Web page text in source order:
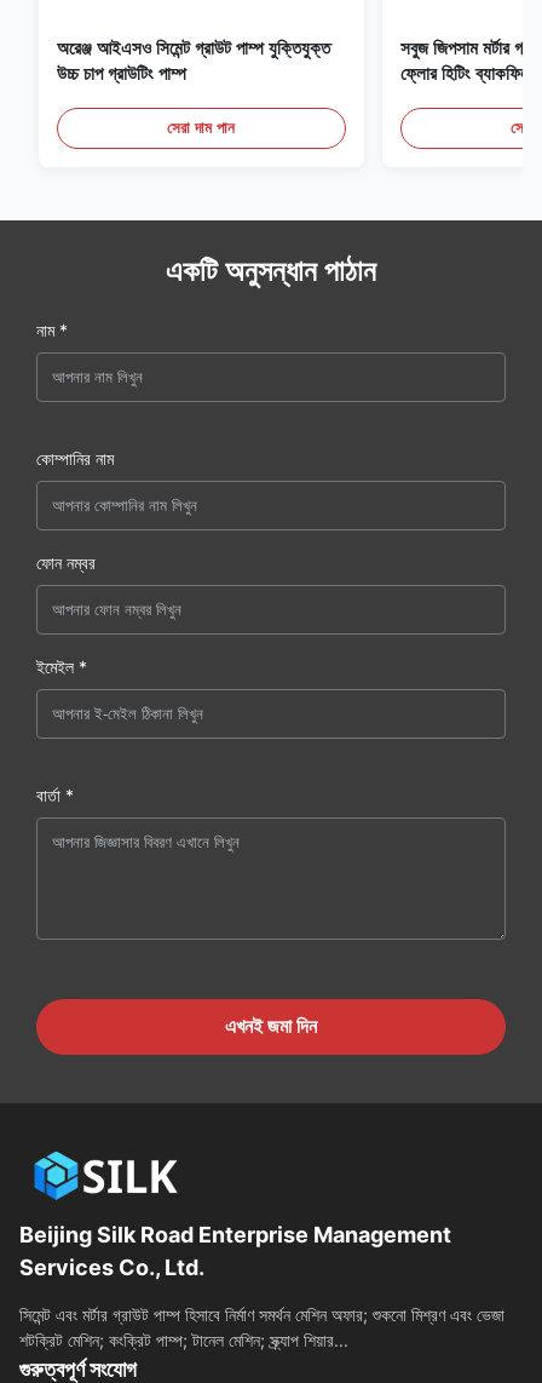
অরেঞ্জ আইএসও সিমেন্ট গ্রাউট পাম্প যুক্তিযুক্ত
উচ্চ চাপ গ্রাউটিং পাম্প
সেরা দাম পান
সবুজ জিপসাম মর্টার
ফ্লোর হিটিং ব্যাকফিল
সেরা
একটি অনুসন্ধান পাঠান
নাম *
কোম্পানির নাম
ফোন নম্বর
ইমেইল *
বার্তা *
এখনই জমা দিন
Beijing Silk Road Enterprise Management
Services Co., Ltd.
সিমেন্ট এবং মর্টার গ্রাউট পাম্প হিসাবে নির্মাণ সমর্থন মেশিন অফার; শুকনো মিশ্রণ এবং ভেজা
শটক্রিট মেশিন; কংক্রিট পাম্প; টানেল মেশিন; স্ক্র্যাপ শিয়ার...
গুরুত্বপূর্ণ সংযোগ